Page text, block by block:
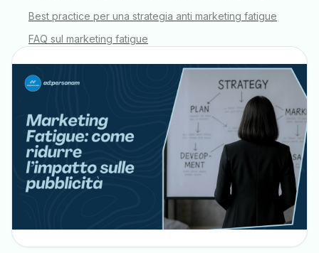
Best practice per una strategia anti marketing fatigue
FAQ sul marketing fatigue